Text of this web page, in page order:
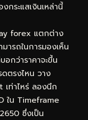
กระแสเงินเหล่านี้
forex แตกต่าง
ารถในการมองเห็น
กว่าราคาจะขึ้น
ดตรงไหน วาง
เท่าไหร่ ลองนึก
ใน Timeframe
ซึ่งเป็น